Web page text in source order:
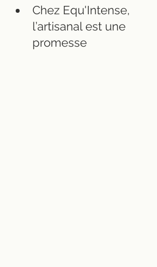
Chez Equ'Intense,
l’artisanal est une
promesse